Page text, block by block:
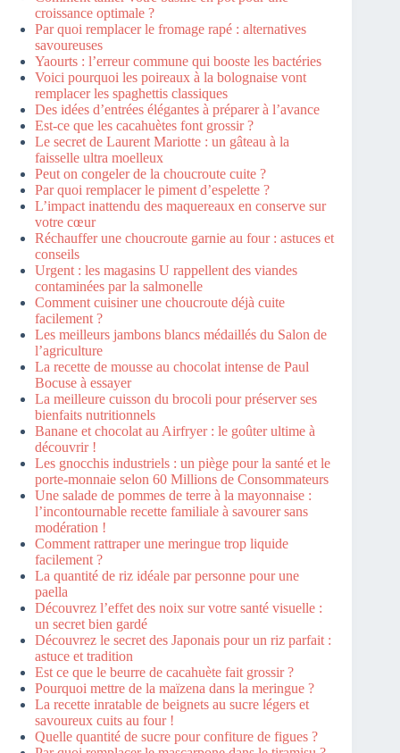
croissance optimale ?
Par quoi remplacer le fromage rapé : alternatives
savoureuses
Yaourts : l’erreur commune qui booste les bactéries
Voici pourquoi les poireaux à la bolognaise vont
remplacer les spaghettis classiques
Des idées d’entrées élégantes à préparer à l’avance
Est-ce que les cacahuètes font grossir ?
Le secret de Laurent Mariotte : un gâteau à la
faisselle ultra moelleux
Peut on congeler de la choucroute cuite ?
Par quoi remplacer le piment d’espelette ?
L’impact inattendu des maquereaux en conserve sur
votre cœur
Réchauffer une choucroute garnie au four : astuces et
conseils
Urgent : les magasins U rappellent des viandes
contaminées par la salmonelle
Comment cuisiner une choucroute déjà cuite
facilement ?
Les meilleurs jambons blancs médaillés du Salon de
l’agriculture
La recette de mousse au chocolat intense de Paul
Bocuse à essayer
La meilleure cuisson du brocoli pour préserver ses
bienfaits nutritionnels
Banane et chocolat au Airfryer : le goûter ultime à
découvrir !
Les gnocchis industriels : un piège pour la santé et le
porte-monnaie selon 60 Millions de Consommateurs
Une salade de pommes de terre à la mayonnaise :
l’incontournable recette familiale à savourer sans
modération !
Comment rattraper une meringue trop liquide
facilement ?
La quantité de riz idéale par personne pour une
paella
Découvrez l’effet des noix sur votre santé visuelle :
un secret bien gardé
Découvrez le secret des Japonais pour un riz parfait :
astuce et tradition
Est ce que le beurre de cacahuète fait grossir ?
Pourquoi mettre de la maïzena dans la meringue ?
La recette inratable de beignets au sucre légers et
savoureux cuits au four !
Quelle quantité de sucre pour confiture de figues ?